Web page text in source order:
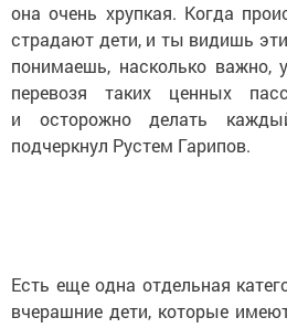
она очень хрупкая. Когда
страдают дети, и ты видишь
понимаешь, насколько важно,
перевозя таких ценных
и осторожно делать
подчеркнул Рустем Гарипов.
Есть еще одна отдельная
вчерашние дети, которые